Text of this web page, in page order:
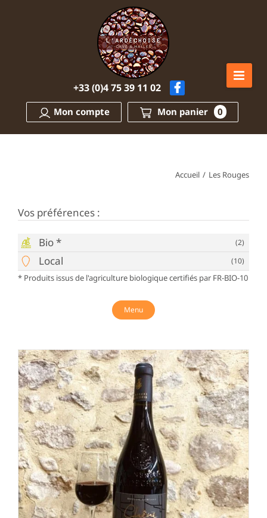
+33 (0)4 75 39 11 02
Mon compte Mon panier 0
Accueil / Les Rouges
Vos préférences :
Bio * (2)
Local (10)
* Produits issus de l'agriculture biologique certifiés par FR-BIO-10
Menu